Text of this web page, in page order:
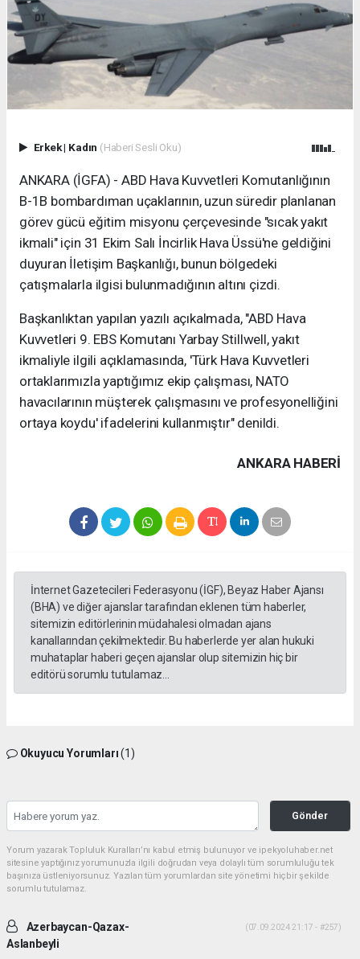
Erkek| Kadın (Haberi Sesli Oku)
ANKARA (İGFA) - ABD Hava Kuvvetleri Komutanlığının
B-1B bombardıman uçaklarının, uzun süredir planlanan
görev gücü eğitim misyonu çerçevesinde "sıcak yakıt
ikmali" için 31 Ekim Salı İncirlik Hava Üssü'ne geldiğini
duyuran İletişim Başkanlığı, bunun bölgedeki
çatışmalarla ilgisi bulunmadığının altını çizdi.
Başkanlıktan yapılan yazılı açıkalmada, "ABD Hava
Kuvvetleri 9. EBS Komutanı Yarbay Stillwell, yakıt
ikmaliyle ilgili açıklamasında, 'Türk Hava Kuvvetleri
ortaklarımızla yaptığımız ekip çalışması, NATO
havacılarının müşterek çalışmasını ve profesyonelliğini
ortaya koydu' ifadelerini kullanmıştır" denildi.
ANKARA HABERİ
İnternet Gazetecileri Federasyonu (İGF), Beyaz Haber Ajansı
(BHA) ve diğer ajanslar tarafından eklenen tüm haberler,
sitemizin editörlerinin müdahalesi olmadan ajans
kanallarından çekilmektedir. Bu haberlerde yer alan hukuki
muhataplar haberi geçen ajanslar olup sitemizin hiç bir
editörü sorumlu tutulamaz...
Okuyucu Yorumları(1)
Gönder
Yorum yazarak Topluluk Kuralları’nı kabul etmiş bulunuyor ve ipekyoluhaber.net
sitesine yaptığınız yorumunuzla ilgili doğrudan veya dolaylı tüm sorumluluğu tek
başınıza üstleniyorsunuz. Yazılan tüm yorumlardan site yönetimi hiçbir şekilde
sorumlu tutulamaz.
Azerbaycan-Qazax-
Aslanbeyli
(07.09.2024 21:17 - #257)